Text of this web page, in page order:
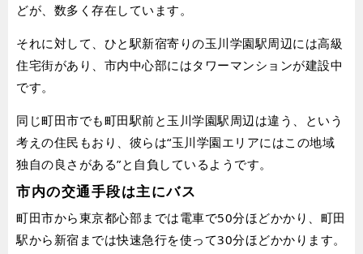
どが、数多く存在しています。
それに対して、ひと駅新宿寄りの玉川学園駅周辺には高級
住宅街があり、市内中心部にはタワーマンションが建設中
です。
同じ町田市でも町田駅前と玉川学園駅周辺は違う、という
考えの住民もおり、彼らは“玉川学園エリアにはこの地域
独自の良さがある”と自負しているようです。
市内の交通手段は主にバス
町田市から東京都心部までは電車で50分ほどかかり、町田
駅から新宿までは快速急行を使って30分ほどかかります。